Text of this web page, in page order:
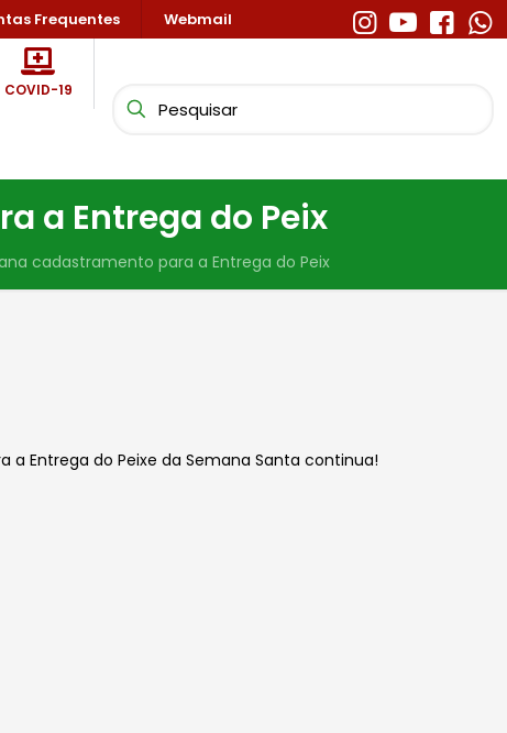
Frequentes Webmail
COVID-19
a Entrega do Peix
cadastramento para a Entrega do Peix
a Entrega do Peixe da Semana Santa continua!